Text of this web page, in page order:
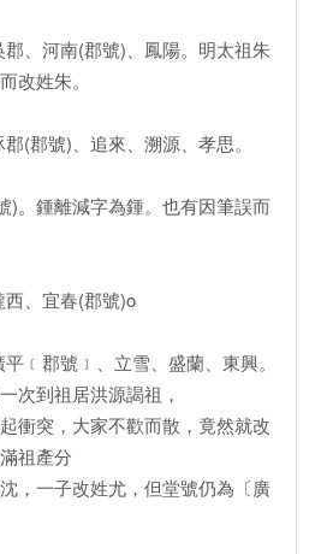
、河南(郡號)、鳳陽。明太祖朱
改姓朱。
(郡號)、追來、溯源、孝思。
)。鍾離減字為鍾。也有因筆誤而
、宜春(郡號)o
﹝郡號﹞、立雪、盛蘭、東興。
次到祖居洪源謁祖，
衝突，大家不歡而散，竟然就改
祖產分
，一子改姓尤，但堂號仍為〔廣